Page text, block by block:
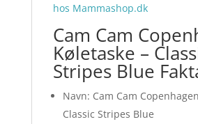
hos Mammashop.dk
Cam Cam
Køletaske –
Stripes Blue
Navn: Cam Cam
Classic Stripes Blue